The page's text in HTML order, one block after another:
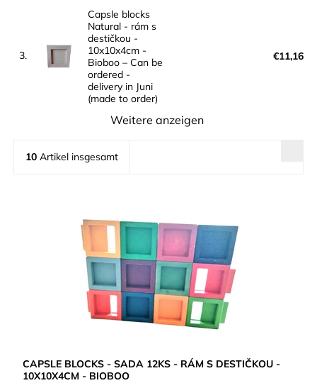
3.
Capsle blocks
Natural - rám s
destičkou -
10x10x4cm -
Bioboo – Can be
ordered -
delivery in Juni
(made to order)
€11,16
Weitere anzeigen
10 Artikel insgesamt
CAPSLE BLOCKS - SADA 12KS - RÁM S DESTIČKOU -
10X10X4CM - BIOBOO